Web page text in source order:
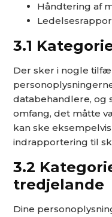
Håndtering af
3.1
Der sker i nogle
databehandlere, og
omfang, det måtte
kan ske
indrapportering til
3.2
tredjelande
Dine